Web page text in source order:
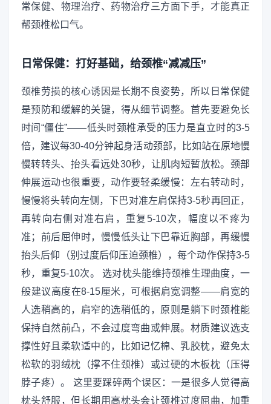
常保健、物理治疗、药物治疗三方面下手，才能真正
帮颈椎松口气。
日常保健：打好基础，给颈椎“减减压”
颈椎劳损的核心诱因是长期不良姿势，所以日常保健
是预防和缓解的关键，得从细节调整。首先要避免长
时间“僵住”——低头时颈椎承受的压力是直立时的3-5
倍，建议每30-40分钟起身活动颈部，比如站在原地慢
慢转转头、抬头看远处30秒，让肌肉短暂放松。颈部
伸展运动也很重要，动作要轻柔缓慢：左右转动时，
慢慢将头转向左侧，下巴对准左肩保持3-5秒再回正，
再转向右侧对准右肩，重复5-10次，幅度以不疼为
准；前后屈伸时，慢慢低头让下巴靠近胸部，再缓慢
抬头后仰（别过度后仰压迫颈椎），每个动作保持3-5
秒，重复5-10次。 选对枕头能维持颈椎生理曲度，一
般建议高度在8-15厘米，可根据肩宽调整——肩宽的
人选稍高的，肩窄的选稍低的，原则是躺下时颈椎能
保持自然前凸，不会过度弯曲或伸展。材质建议选支
撑性好且柔软适中的，比如记忆棉、乳胶枕，避免太
松软的羽绒枕（撑不住颈椎）或过硬的木板枕（压得
脖子疼）。 这里要踩碎两个误区：一是很多人觉得高
枕头舒服，但长期用高枕头会让颈椎过度屈曲，加重